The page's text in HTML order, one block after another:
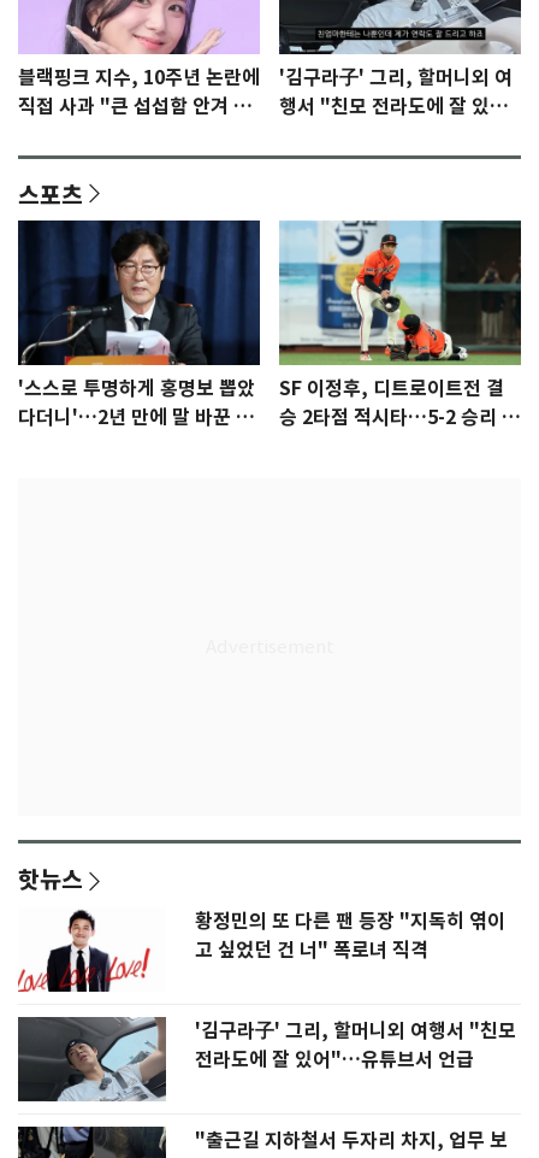
블랙핑크 지수, 10주년 논란에
직접 사과 "큰 섭섭함 안겨 미
'김구라子' 그리, 할머니외 여
행서 "친모 전라도에 잘 있
스포츠
'스스로 투명하게 홍명보 뽑았
다더니'…2년 만에 말 바꾼 이
SF 이정후, 디트로이트전 결
승 2타점 적시타…5-2 승리 견
핫뉴스
황정민의 또 다른 팬 등장 "지독히 엮이
고 싶었던 건 너" 폭로녀 직격
'김구라子' 그리, 할머니외 여행서 "친모
전라도에 잘 있어"…유튜브서 언급
"출근길 지하철서 두자리 차지, 업무 보